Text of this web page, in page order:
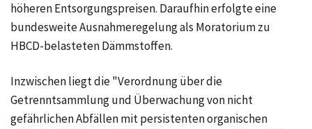
höheren Entsorgungspreisen. Daraufhin erfolgte eine
bundesweite Ausnahmeregelung als Moratorium zu
HBCD-belasteten Dämmstoffen.
Inzwischen liegt die "Verordnung über die
Getrenntsammlung und Überwachung von nicht
gefährlichen Abfällen mit persistenten organischen